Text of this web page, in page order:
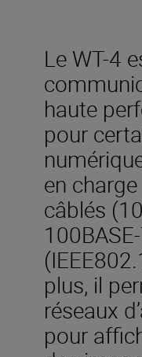
Le WT-4
haute
pour
en
câblés
plus, il
réseaux
pour